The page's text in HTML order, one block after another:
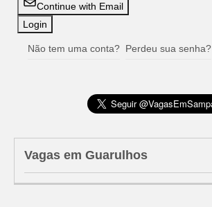
Continue with Email
Não tem uma conta? Perdeu sua senha?
Vagas em Guarulhos